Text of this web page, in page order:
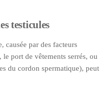
testicules
causée par des facteurs
port de vêtements serrés, ou
du cordon spermatique), peut